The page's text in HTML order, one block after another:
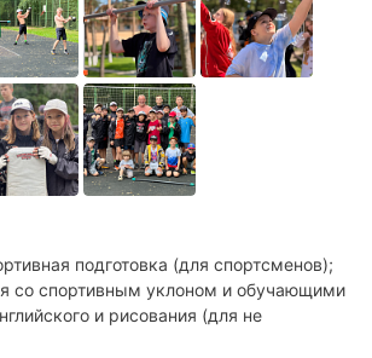
подготовка (для спортсменов);
со спортивным уклоном и обучающими
и рисования (для не